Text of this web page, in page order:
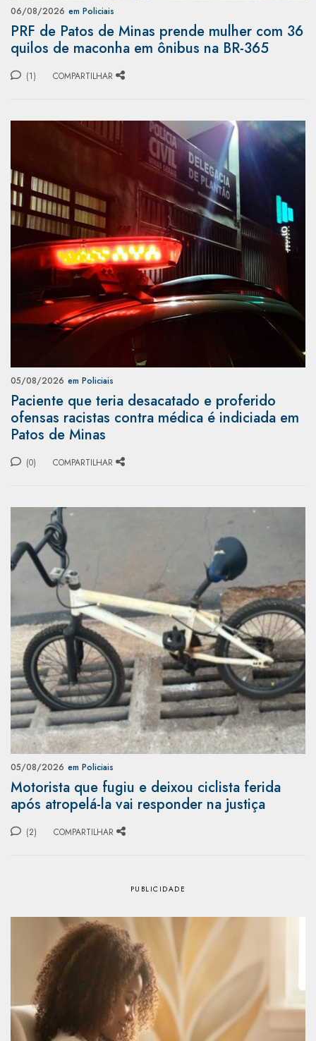
06/08/2026 em Policiais
PRF de Patos de Minas prende mulher com 36
quilos de maconha em ônibus na BR-365
(1) COMPARTILHAR
05/08/2026 em Policiais
Paciente que teria desacatado e proferido
ofensas racistas contra médica é indiciada em
Patos de Minas
(0) COMPARTILHAR
05/08/2026 em Policiais
Motorista que fugiu e deixou ciclista ferida
após atropelá-la vai responder na justiça
(2) COMPARTILHAR